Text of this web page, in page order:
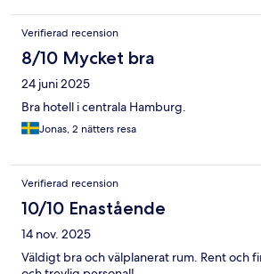
Verifierad recension
8/10 Mycket bra
24 juni 2025
Bra hotell i centrala Hamburg.
Jonas, 2 nätters resa
Verifierad recension
10/10 Enastående
14 nov. 2025
Väldigt bra och välplanerat rum. Rent och